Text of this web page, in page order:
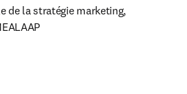
de la stratégie marketing,